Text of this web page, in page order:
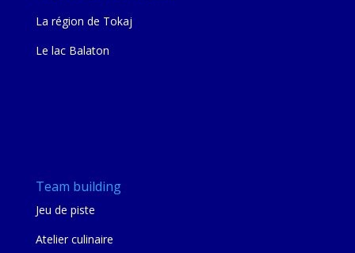
La région de Tokaj
Le lac Balaton
Team building
Jeu de piste
Atelier culinaire